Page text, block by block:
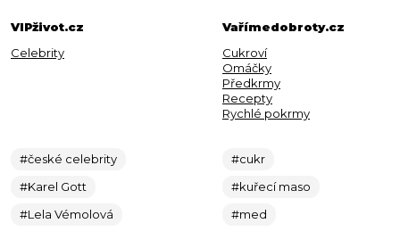
VIPživot.cz
Celebrity
#české celebrity
#Karel Gott
#Lela Vémolová
Vařímedobroty.cz
Cukroví
Omáčky
Předkrmy
Recepty
Rychlé pokrmy
#cukr
#kuřecí maso
#med